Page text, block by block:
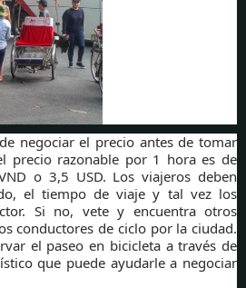
negociar el precio antes de tomar
precio razonable por 1 hora es de
o 3,5 USD. Los viajeros deben
el tiempo de viaje y tal vez los
Si no, vete y encuentra otros
conductores de ciclo por la ciudad.
el paseo en bicicleta a través de
que puede ayudarle a negociar